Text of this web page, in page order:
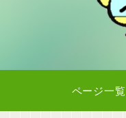
ページ一覧